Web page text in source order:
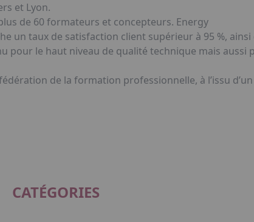
et Lyon.
de 60 formateurs et concepteurs. Energy
un taux de satisfaction client supérieur à 95 %, ainsi
pour le haut niveau de qualité technique mais aussi
de la formation professionnelle, à l’issu
CATÉGORIES